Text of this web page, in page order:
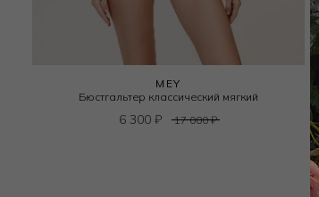
MEY
Бюстгальтер классический мягкий
6 300₽ 17 000₽